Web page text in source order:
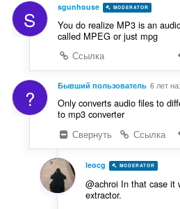
S sgunhouse MODERATOR
You do realize MP3 is an
called MPEG or just mpg
Ссылка
? Бывший пользователь 6 лет
Only converts audio files to
to mp3 converter
Свернуть
Ссылка
leocg MODERATOR
@achroi In that case it
extractor.